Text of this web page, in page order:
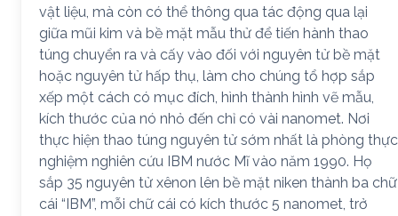
vật liệu, mà còn có thể thông qua tác động qua lại
giữa mũi kim và bề mặt mẫu thử để tiến hành thao
túng chuyển ra và cấy vào đối với nguyên tử bề mặt
hoặc nguyên tử hấp thụ, làm cho chúng tổ hợp sắp
xếp một cách có mục đích, hình thành hình vẽ mẫu,
kích thước của nó nhỏ đến chỉ có vài nanomet. Nơi
thực hiện thao túng nguyên tử sớm nhất là phòng thực
nghiệm nghiên cứu IBM nước Mĩ vào năm 1990. Họ
sắp 35 nguyên tử xênon lên bề mặt niken thành ba chữ
cái “IBM”, mỗi chữ cái có kích thước 5 nanomet, trở